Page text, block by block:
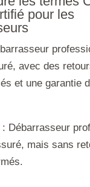
pour les
avec des
et une garantie
Débarrasseur
mais sans